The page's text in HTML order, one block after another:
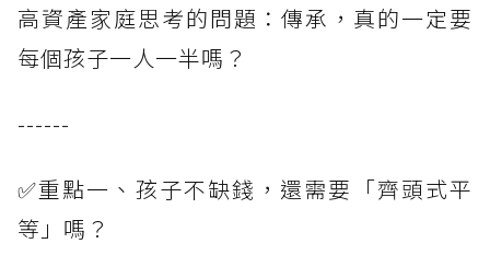
高資產家庭思考的問題：傳承，真的一定要
每個孩子一人一半嗎？
------
✅重點一、孩子不缺錢，還需要「齊頭式平
等」嗎？